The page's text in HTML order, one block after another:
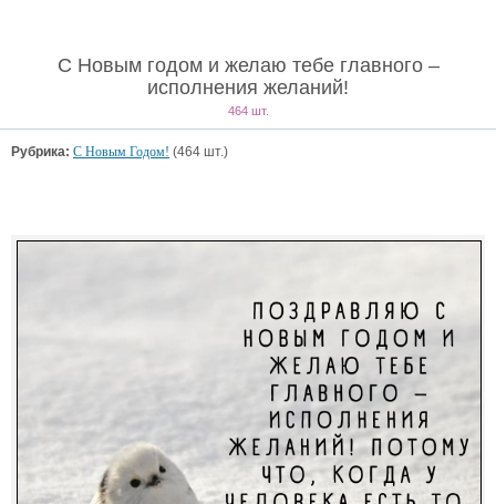
С Новым годом и желаю тебе главного –
исполнения желаний!
464 шт.
Рубрика: С Новым Годом! (464 шт.)